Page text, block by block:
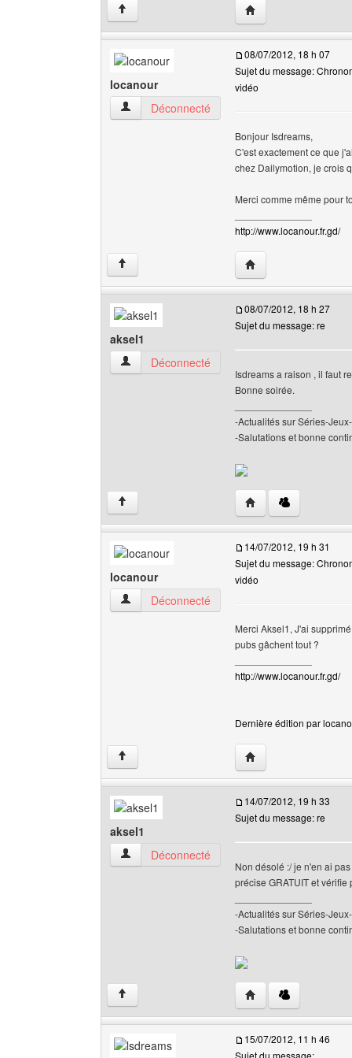
↑ Visiter le site web
locanour
locanour Voir le profil de l'utilisateur
Déconnecté
08/07/2012, 18 h 07
Sujet du message:
vidéo
Bonjour Isdreams,
C'est exactement ce que
chez Dailymotion, je crois
Merci comme même pour
http://www.locanour.fr.gd/
↑ Visiter le site web
aksel1
aksel1 Voir le profil de l'utilisateur
Déconnecté
08/07/2012, 18 h 27
Sujet du message: re
Isdreams a raison , il faut
Bonne soirée.
-Actualités sur Séries-
-Salutations et bonne
↑ Visiter le site web de
locanour
locanour Voir le profil de l'utilisateur
Déconnecté
14/07/2012, 19 h 31
Sujet du message:
vidéo
Merci Aksel1, J'ai
pubs gâchent tout ?
http://www.locanour.fr.gd/
Dernière édition par
↑ Visiter le site web
aksel1
aksel1 Voir le profil de l'utilisateur
Déconnecté
14/07/2012, 19 h 33
Sujet du message: re
Non désolé :/ je n'en ai
précise GRATUIT et vérifie
-Actualités sur Séries-
-Salutations et bonne
↑ Visiter le site web de
15/07/2012, 11 h 46
Sujet du message: